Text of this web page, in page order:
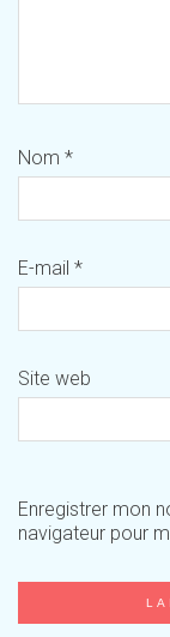
Nom *
E-mail *
Site web
Enregistrer mon
navigateur pour